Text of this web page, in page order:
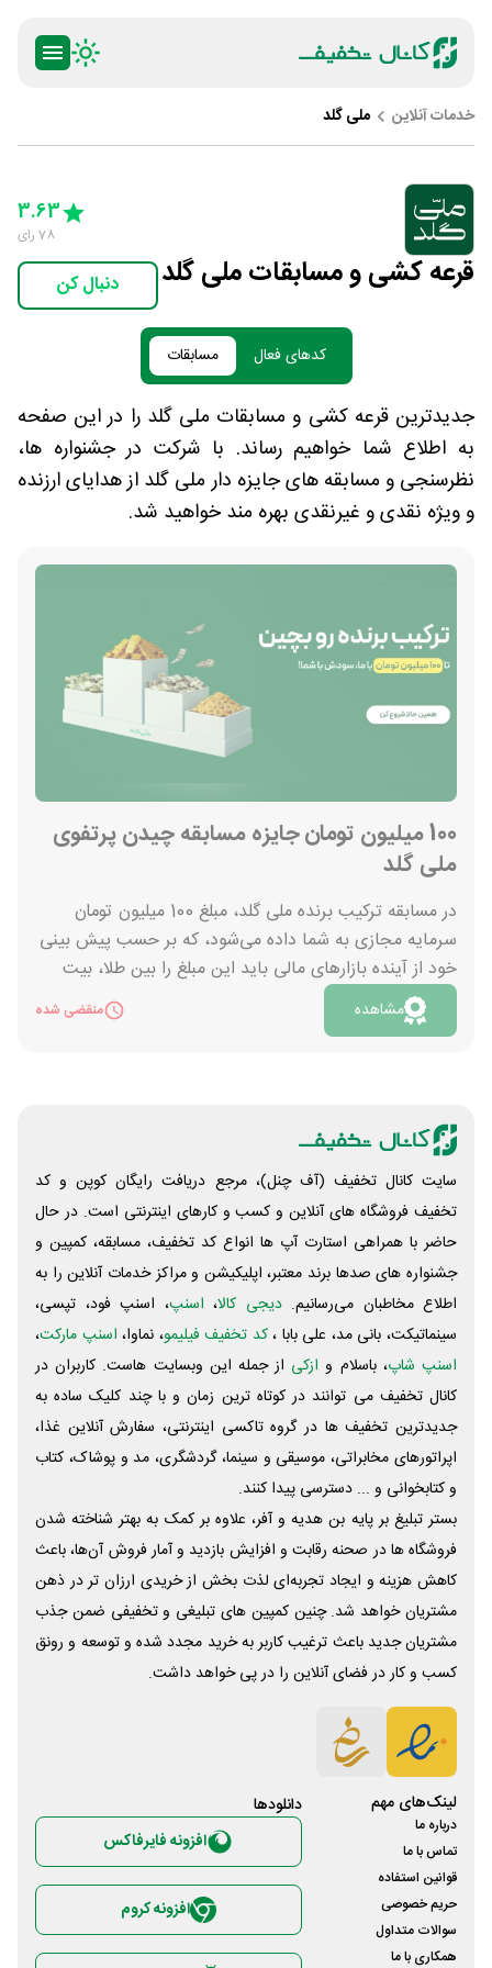
خدمات آنلاین ملی گلد
قرعه کشی و مسابقات ملی گلد
3 Stars
4 Stars
5 Stars
3.63
78 رای
دنبال کن
کدهای فعال مسابقات
جدیدترین قرعه کشی و مسابقات ملی گلد را در این صفحه
به اطلاع شما خواهیم رساند. با شرکت در جشنواره ها،
نظرسنجی و مسابقه های جایزه دار ملی گلد از هدایای ارزنده
و ویژه نقدی و غیرنقدی بهره مند خواهید شد.
100 میلیون تومان جایزه مسابقه چیدن پرتفوی
ملی گلد
در مسابقه ترکیب برنده ملی گلد، مبلغ 100 میلیون تومان
سرمایه مجازی به شما داده می‌شود، که بر حسب پیش بینی
خود از آینده بازارهای مالی باید این مبلغ را بین طلا، بیت
کوین، دلار و ریال تقسیم کنید و در واقع یک پرتفوی سرمایه
گذاری بچینید. به 5 نفری که در پایان مسابقه بیشترین سود
داشته باشید شما در هر روز یک بار فرصت دارید، مقادیر
سبد سرمایه گذاری تغییر دهید و با توجه به شرایط بازار به
طور مثال از بیت کوین های خود کم کنید و به جای آن طلا و
دلار بگیرید. همچنین با انجام ماموریت های تعیین شده
سرمایه مجازی بیشتری می‌توانید در این بازی کسب کنید. به
طور مثال خرید هر 10 سوت طلا از این پلتفرم تا هفت مرتبه
هر بار 1 میلیون تومان سرمایه به اکانت شما در مسابقه
اضافه می‌کند. یا فالو کردن شبکه های اجتماعی مثل
اینستاگرام، تلگرام و بله تا 200 هزار تومان به شما پول
بیشتری خواهد داد. همچنین دعوت هر نفر هم 100 هزار
تومان به موجودیتان در این مسابقه می‌افزاید. جهت ورود به
مسابقه چیدن پرتفوی ملی گلد روی «مشاهده» کلیک کنید.
مشاهده منقضی شده
سایت کانال تخفیف (آف چنل)، مرجع دریافت رایگان کوپن و کد
تخفیف فروشگاه های آنلاین و کسب و‌ کارهای اینترنتی است. در حال
حاضر با همراهی استارت آپ ها انواع کد تخفیف، مسابقه، کمپین و
جشنواره های صدها برند معتبر، اپلیکیشن و مراکز خدمات آنلاین را به
اطلاع مخاطبان می‌رسانیم. دیجی کالا، اسنپ، اسنپ فود، تپسی،
سینماتیکت، بانی مد، علی‌ بابا ،کد تخفیف فیلیمو، نماوا، اسنپ مارکت،
اسنپ شاپ، باسلام و ازکی از جمله این وبسایت ‌هاست. کاربران در
کانال تخفیف می توانند در کوتاه ترین زمان و با چند کلیک ساده به
جدیدترین تخفیف ها در گروه تاکسی اینترنتی، سفارش آنلاین غذا،
اپراتورهای مخابراتی، موسیقی و سینما، گردشگری، مد و پوشاک، کتاب
و کتابخوانی و ... دسترسی پیدا کنند.
بستر تبلیغ بر پایه بن هدیه و آفر، علاوه بر کمک به بهتر شناخته شدن
فروشگاه ها در صحنه رقابت و افزایش بازدید و آمار فروش آن‌ها، باعث
کاهش هزینه و ایجاد تجربه‌ای لذت بخش از خریدی ارزان تر در ذهن
مشتریان خواهد شد. چنین کمپین های تبلیغی و تخفیفی ضمن جذب
مشتریان جدید باعث ترغیب کاربر به خرید مجدد شده و توسعه و رونق
کسب و کار در فضای آنلاین را در پی خواهد داشت.
لینک‌های مهم
درباره ما
تماس با ما
قوانین استفاده
حریم خصوصی
سوالات متداول
همکاری با ما
دانلود‌ها
افزونه فایرفاکس
افزونه کروم